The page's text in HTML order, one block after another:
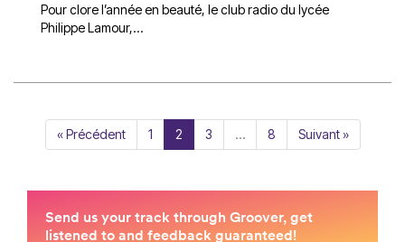
Pour clore l’année en beauté, le club radio du lycée
Philippe Lamour,...
« Précédent 1 2 3 … 8 Suivant »